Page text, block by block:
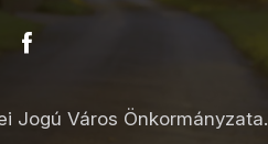
Jogú Város Önkormányzata.